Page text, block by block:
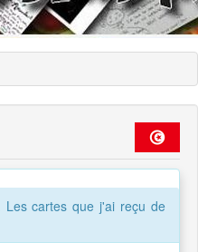
cartes que j'ai reçu de